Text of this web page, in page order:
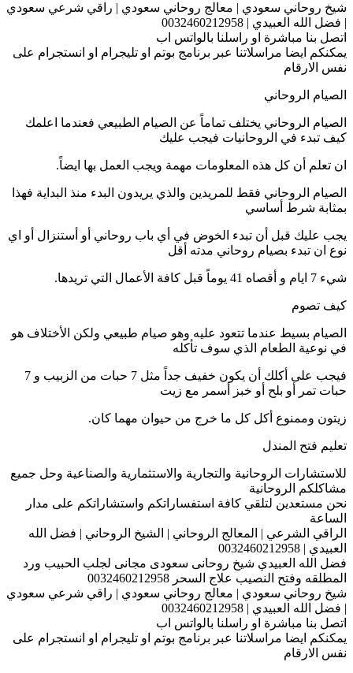
شيخ روحاني سعودي | معالج روحاني سعودي | راقي شرعي سعودي
| فضل الله العبيدي | 0032460212958
اتصل بنا مباشرة او راسلنا بالواتس اب
يمكنكم ايضا مراسلاتنا عبر برنامج بوتم او تليجرام او انستجرام على
نفس الارقام
الصيام الروحاني
الصيام الروحاني يختلف تماماً عن الصيام الطبيعي فعندما اعلمك
كيف تبدء في الروحانيات فيجب عليك
ان تعلم أن كل هذه المعلومات مهمة ويجب العمل بها ايضاً.
الصيام الروحاني فقط للمريدين والذي يريدون البدء منذ البداية فهذا
بمثابة شرط أساسي
يجب عليك قبل أن تبدء الخوض في أي باب روحاني أو أستنزال أو اي
نوع ان تبدء بصيام روحاني مدته أقل
شيء 7 ايام و أقصاه 41 يوماً قبل كافة الأعمال التي تريدها.
كيف تصوم
الصيام بسيط عندما تتعود عليه وهو صيام طبيعي ولكن الأختلاف هو
في نوعية الطعام الذي سوف تأكله
فيجب على أكلك أن يكون خفيف جداً مثل 7 حبات من الزبيب و 7
حبات تمر أو بلح أو خبز أسمر مع زيت
زيتون وممنوع أكل كل ما خرج من حيوان مهما كان.
تعليم فتح المندل
للاستشارات الروحانية والتجارية والاستثمارية والصناعية وحل جميع
مشاكلكم الروحانية
نحن مستعدين لتلقي كافة استفساراتكم واستشاراتكم على مدار
الساعة
الراقي الشرعي | المعالج الروحاني | الشيخ الروحاني | فضل الله
العبيدي | 0032460212958
فضل الله العبيدي شيخ روحانى سعودى مجانى لجلب الحبيب ورد
المطلقه وفتح النصيب علاج السحر 0032460212958
شيخ روحاني سعودي | معالج روحاني سعودي | راقي شرعي سعودي
| فضل الله العبيدي | 0032460212958
اتصل بنا مباشرة او راسلنا بالواتس اب
يمكنكم ايضا مراسلاتنا عبر برنامج بوتم او تليجرام او انستجرام على
نفس الارقام